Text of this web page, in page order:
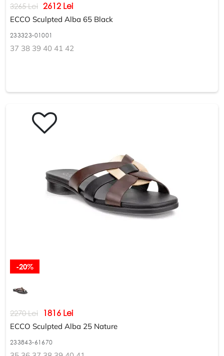
3265 Lei 2612 Lei
ECCO Sculpted Alba 65 Black
233323-01001
37 38 39 40 41 42
-20%
2270 Lei 1816 Lei
ECCO Sculpted Alba 25 Nature
233843-61670